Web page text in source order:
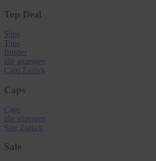
Top Deal
Slips
Tops
Bustier
alle anzeigen
Caps Zurück
Caps
Caps
alle anzeigen
Sale Zurück
Sale